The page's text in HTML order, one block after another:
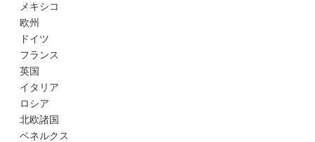
メキシコ
欧州
ドイツ
フランス
英国
イタリア
ロシア
北欧諸国
ベネルクス